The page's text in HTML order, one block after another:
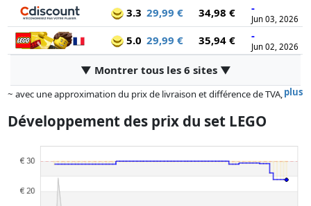
3.3 29,99 € 34,98 € -
Jun 03, 2026
5.0 29,99 € 35,94 € -
Jun 02, 2026
▼ Montrer tous les 6 sites ▼
plus
~ avec une approximation du prix de livraison et différence de TVA,
Les prix et la disponibilité peuvent avoir changé depuis la dernière mise
partenaires n'a aucune influence sur celui-ci. Ce n'est qu'à prix égaux
Développement des prix du set LEGO